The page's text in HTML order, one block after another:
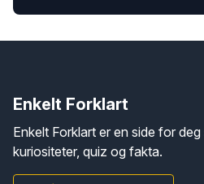
Enkelt Forklart
Enkelt Forklart er en side for
kuriositeter, quiz og fakta.